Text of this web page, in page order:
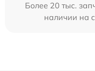
Более 20 тыс.
наличии на